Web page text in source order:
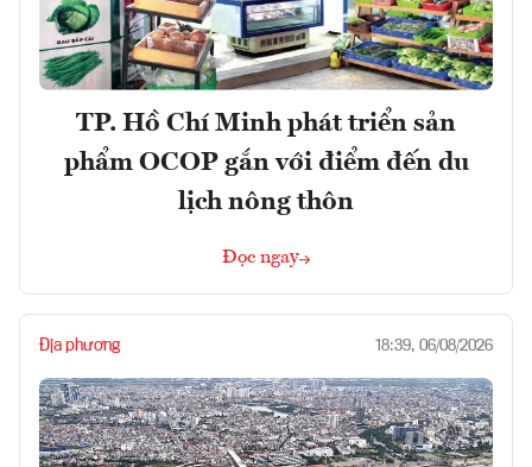
TP. Hồ Chí Minh phát triển sản
phẩm OCOP gắn với điểm đến du
lịch nông thôn
Đọc ngay
Địa phương 18:39, 06/08/2026